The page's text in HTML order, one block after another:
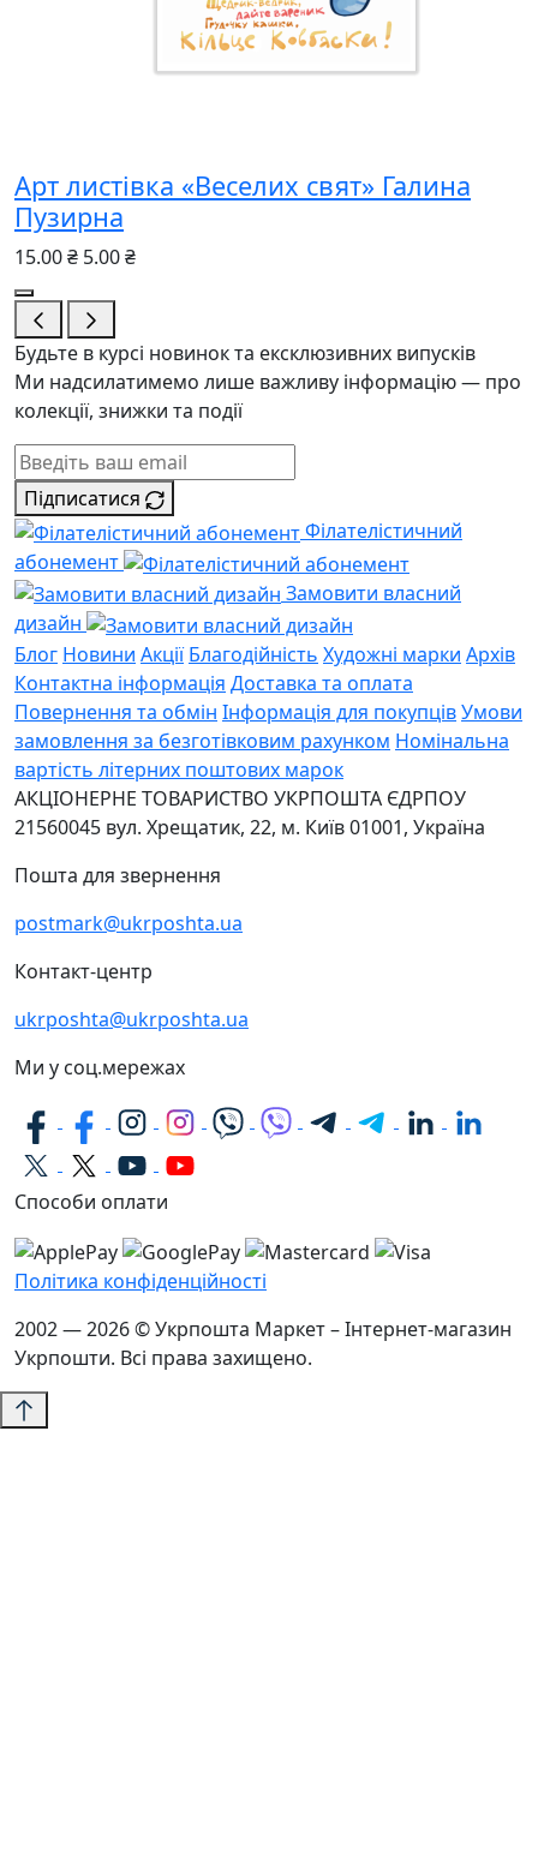
Арт листівка «Веселих свят» Галина
Пузирна
15.00 ₴ 5.00 ₴
Будьте в курсі новинок та ексклюзивних випусків
Ми надсилатимемо лише важливу інформацію — про
колекції, знижки та події
Підписатися
Філателістичний
абонемент
Замовити власний
дизайн
Блог Новини Акції Благодійність Художні марки Архів
Контактна інформація Доставка та оплата
Повернення та обмін Інформація для покупцівУмови
замовлення за безготівковим рахунком Номінальна
вартість літерних поштових марок
АКЦІОНЕРНЕ ТОВАРИСТВО УКРПОШТА ЄДРПОУ
21560045 вул. Хрещатик, 22, м. Київ01001, Україна
Пошта для звернення
postmark@ukrposhta.ua
Контакт-центр
ukrposhta@ukrposhta.ua
Ми у соц.мережах
Способи оплати
Політика конфіденційності
2002 — 2026 © Укрпошта Маркет – Інтернет-магазин
Укрпошти. Всі права захищено.